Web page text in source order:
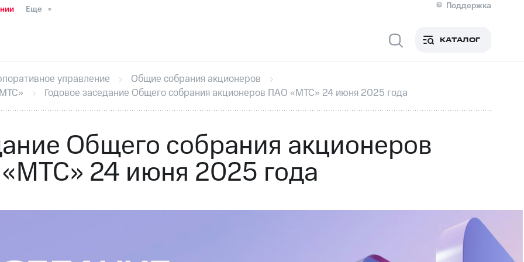
Еще
Поддержка
Медиа-центр
ИнтервьюФинансовая отчетностьКонтактыНовости в регионе
секретарьРаскрытие информацииИнформация акционерам
Документы
кабинет акционераАкционерный капиталКонтроль и аудитРынок акций
выкупа акцийДивидендыРынок облигаций Описание
Комплаенс и деловая этика
На главную
КАТАЛОГ
управление
Общие собрания акционеров
Годовое заседание Общего собрания акционеров ПАО «МТС» 24 июня 2025 года
Общего собрания акционеров
24 июня 2025 года